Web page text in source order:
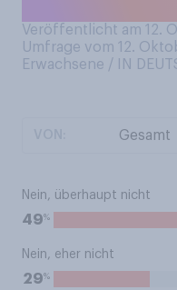
Veröffentlicht am 12.
Umfrage vom 12.
Erwachsene / IN
Nein, überhaupt nicht
49%
Nein, eher nicht
29%